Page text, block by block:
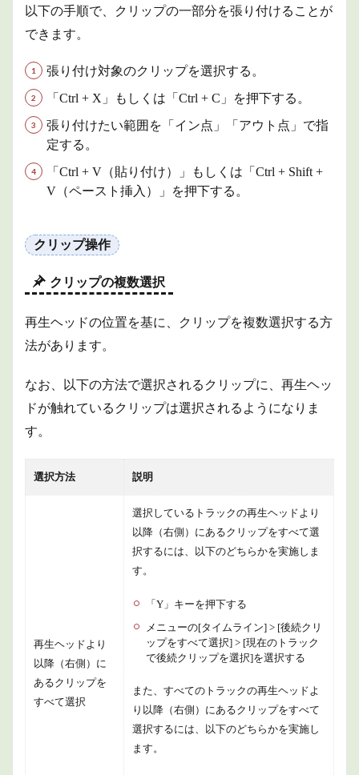
以下の手順で、クリップの一部分を張り付けることが
できます。
張り付け対象のクリップを選択する。
「Ctrl + X」もしくは「Ctrl + C」を押下する。
張り付けたい範囲を「イン点」「アウト点」で指
定する。
「Ctrl + V（貼り付け）」もしくは「Ctrl + Shift +
V（ペースト挿入）」を押下する。
クリップ操作
クリップの複数選択
再生ヘッドの位置を基に、クリップを複数選択する方
法があります。
なお、以下の方法で選択されるクリップに、再生ヘッ
ドが触れているクリップは選択されるようになりま
す。
選択方法 説明
再生ヘッドより
以降（右側）に
あるクリップを
すべて選択
選択しているトラックの再生ヘッドより
以降（右側）にあるクリップをすべて選
択するには、以下のどちらかを実施しま
す。
「Y」キーを押下する
メニューの[タイムライン] > [後続クリ
ップをすべて選択] > [現在のトラック
で後続クリップを選択]を選択する
また、すべてのトラックの再生ヘッドよ
り以降（右側）にあるクリップをすべて
選択するには、以下のどちらかを実施し
ます。